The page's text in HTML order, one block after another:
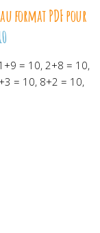
format PDF pour
= 10, 2+8 = 10,
= 10, 8+2 = 10,